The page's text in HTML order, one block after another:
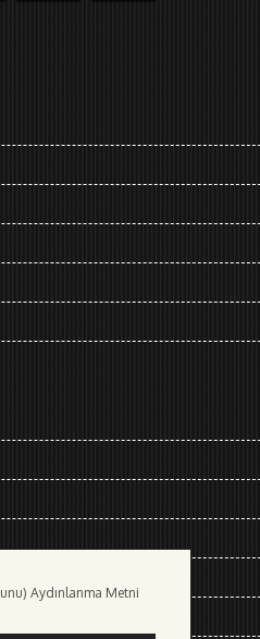
Aydınlanma Metni